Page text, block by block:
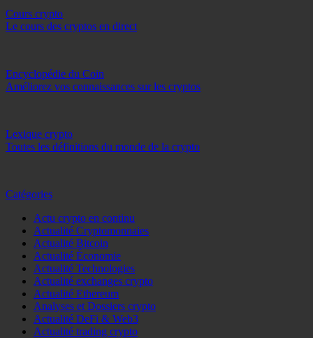
Cours crypto
Le cours des cryptos en direct
Encyclopédie du Coin
Améliorez vos connaissances sur les cryptos
Lexique crypto
Toutes les définitions du monde de la crypto
Catégories
Actu crypto en continu
Actualité Cryptomonnaies
Actualité Bitcoin
Actualité Économie
Actualité Technologies
Actualité exchanges crypto
Actualité Ethereum
Analyses et Dossiers crypto
Actualité DeFi & Web3
Actualité trading crypto